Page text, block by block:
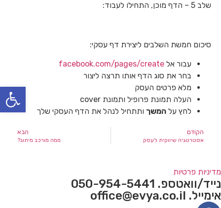
שלב 5 – הדף מוכן, התחילו לעבוד:
סיכום חמשת השלבים ליצירת דף עסקי:
עבור אל facebook.com/pages/create
בחר את סוג הדף אותו תרצה ליצור
מלא פרטים העסק
העלה תמונת פרופיל ותמונת cover
לחץ על המשך ותתחיל לנהל את הדף העסקי שלך
הקודם
אסטרטגיה שיווקית לעסק
הבא
ממה מורכב מיתוג?
מדיניות פרטיות
נייד/וואטספ. 050-954-5441
אימייל. office@evya.co.il
פתח